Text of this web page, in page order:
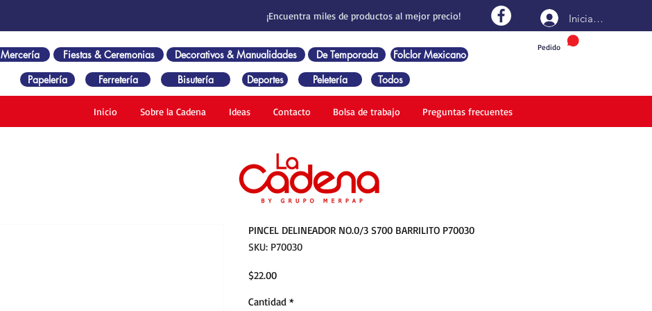
¡Encuentra miles de productos al mejor precio!
Pedido
Iniciar sesión
Mercería Fiestas & Ceremonias Decorativos & Manualidades De Temporada
Folclor Mexicano
Papelería
Ferretería Bisutería Deportes Peletería Todos
Inicio Sobre la Cadena Ideas Contacto Bolsa de trabajo Preguntas frecuentes
PINCEL DELINEADOR NO.0/3 S700 BARRILITO P70030
SKU: P70030
$22.00Precio
Cantidad *